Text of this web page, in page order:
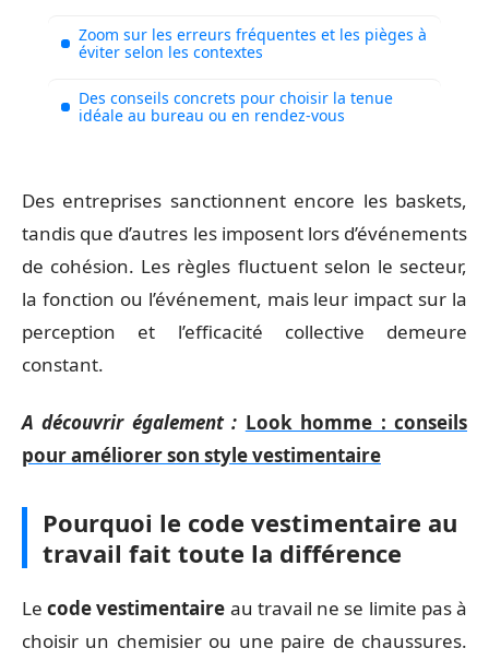
Zoom sur les erreurs fréquentes et les pièges à
éviter selon les contextes
Des conseils concrets pour choisir la tenue
idéale au bureau ou en rendez-vous
Des entreprises sanctionnent encore les baskets,
tandis que d’autres les imposent lors d’événements
de cohésion. Les règles fluctuent selon le secteur,
la fonction ou l’événement, mais leur impact sur la
perception et l’efficacité collective demeure
constant.
A découvrir également : Look homme : conseils
pour améliorer son style vestimentaire
Pourquoi le code vestimentaire au
travail fait toute la différence
Lecode vestimentaire au travail ne se limite pas à
choisir un chemisier ou une paire de chaussures.